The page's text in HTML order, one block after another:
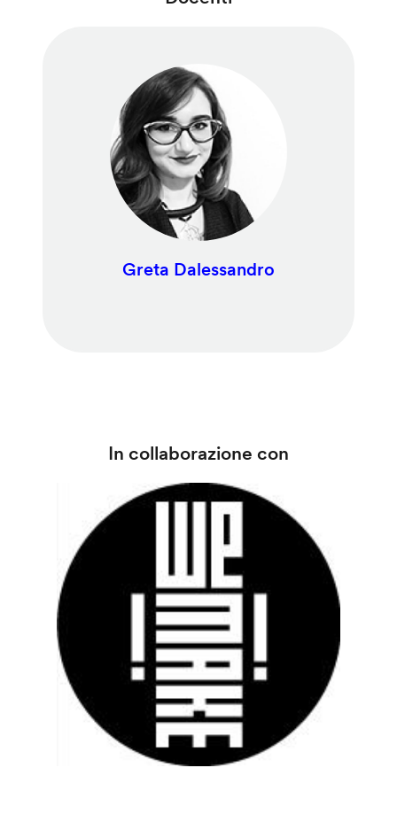
Greta Dalessandro
In collaborazione con